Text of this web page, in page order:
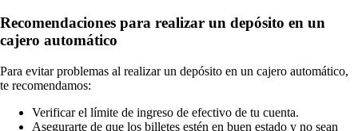
Recomendaciones para realizar un depósito en un
cajero automático
Para evitar problemas al realizar un depósito en un cajero automático,
te recomendamos:
Verificar el límite de ingreso de efectivo de tu cuenta.
Asegurarte de que los billetes estén en buen estado y no sean